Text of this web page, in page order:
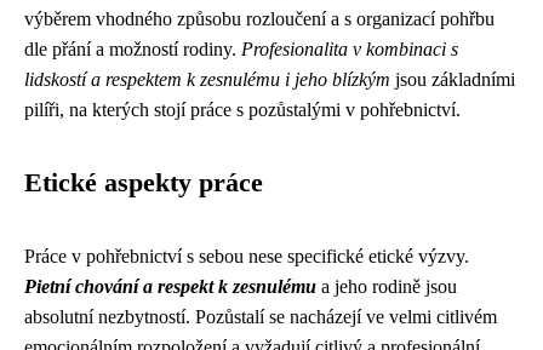
výběrem vhodného způsobu rozloučení a s organizací pohřbu
dle přání a možností rodiny. Profesionalita v kombinaci s
lidskostí a respektem k zesnulému i jeho blízkým jsou základními
pilíři, na kterých stojí práce s pozůstalými v pohřebnictví.
Etické aspekty práce
Práce v pohřebnictví s sebou nese specifické etické výzvy.
Pietní chování a respekt k zesnulému a jeho rodině jsou
absolutní nezbytností. Pozůstalí se nacházejí ve velmi citlivém